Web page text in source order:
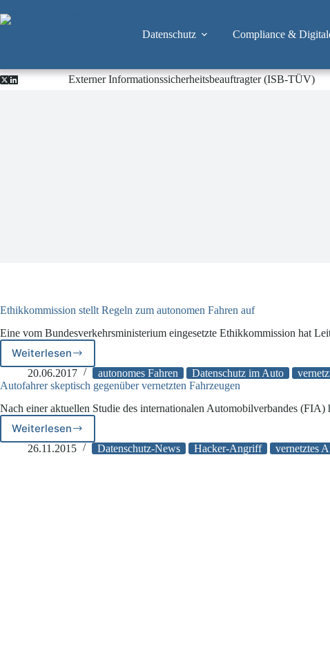
Inhalt
Datenschutz Compliance &
Externer Informationssicherheitsbeauftragter (ISB-TÜV)
Ethikkommission stellt Regeln zum autonomen Fahren auf
Eine vom Bundesverkehrsministerium eingesetzte Ethikkommission hat
WeiterlesenEthikkommission
stellt
Regeln
autonomen
Fahren
20.06.2017 autonomes Fahren Datenschutz im Auto
Autofahrer skeptisch gegenüber vernetzten Fahrzeugen
Nach einer aktuellen Studie des internationalen Automobilverbandes
WeiterlesenAutofahrer
skeptisch
26.11.2015 Datenschutz-News Hacker-Angriff vernetztes